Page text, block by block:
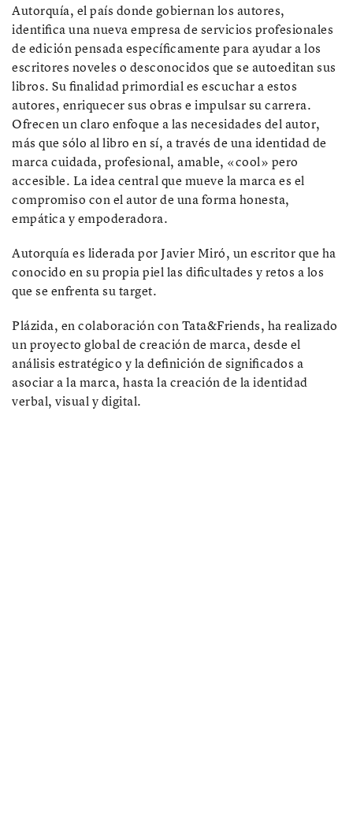
Autorquía, el país donde gobiernan los autores,
identifica una nueva empresa de servicios profesionales
de edición pensada específicamente para ayudar a los
escritores noveles o desconocidos que se autoeditan sus
libros. Su finalidad primordial es escuchar a estos
autores, enriquecer sus obras e impulsar su carrera.
Ofrecen un claro enfoque a las necesidades del autor,
más que sólo al libro en sí, a través de una identidad de
marca cuidada, profesional, amable, «cool» pero
accesible. La idea central que mueve la marca es el
compromiso con el autor de una forma honesta,
empática y empoderadora.
Autorquía es liderada por Javier Miró, un escritor que ha
conocido en su propia piel las dificultades y retos a los
que se enfrenta su target.
Plázida, en colaboración con Tata&Friends, ha realizado
un proyecto global de creación de marca, desde el
análisis estratégico y la definición de significados a
asociar a la marca, hasta la creación de la identidad
verbal, visual y digital.